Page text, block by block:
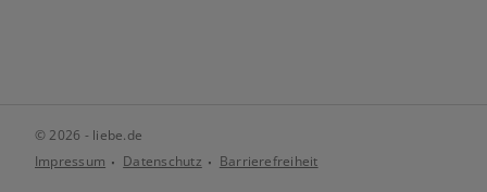
© 2026 - liebe.de
Impressum
Datenschutz Barrierefreiheit